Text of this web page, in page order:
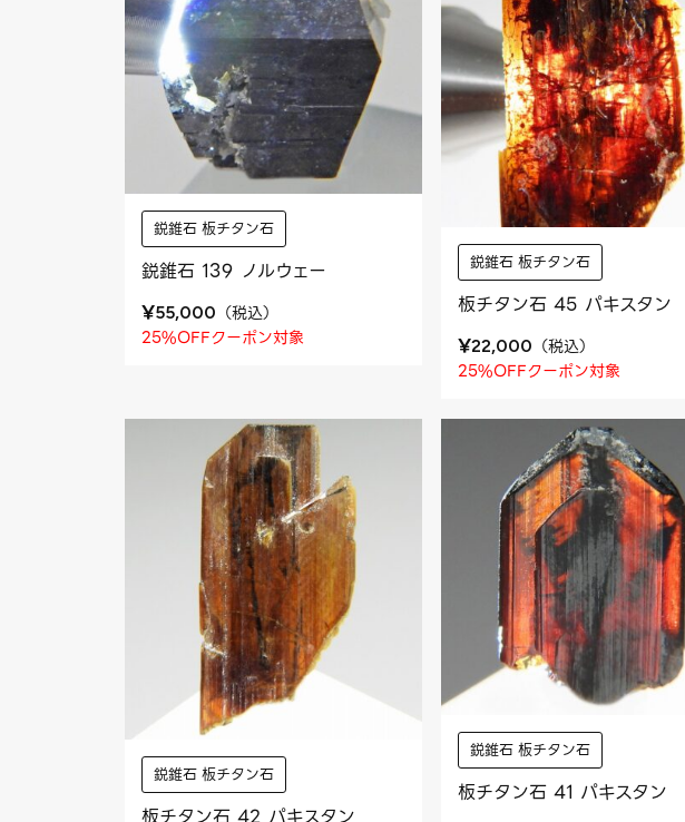
鋭錐石 板チタン石
鋭錐石 139 ノルウェー
¥55,000 （税込）
25%OFFクーポン対象
鋭錐石 板チタン石
板チタン石 45 パキスタン
¥22,000 （税込）
25%OFFクーポン対象
鋭錐石 板チタン石
鋭錐石 板チタン石
板チタン石 41 パキスタン